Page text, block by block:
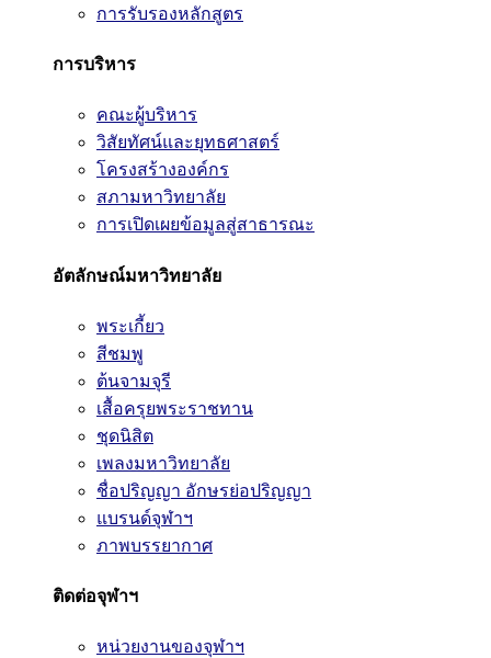
การรับรองหลักสูตร
การบริหาร
คณะผู้บริหาร
วิสัยทัศน์และยุทธศาสตร์
โครงสร้างองค์กร
สภามหาวิทยาลัย
การเปิดเผยข้อมูลสู่สาธารณะ
อัตลักษณ์มหาวิทยาลัย
พระเกี้ยว
สีชมพู
ต้นจามจุรี
เสื้อครุยพระราชทาน
ชุดนิสิต
เพลงมหาวิทยาลัย
ชื่อปริญญา อักษรย่อปริญญา
แบรนด์จุฬาฯ
ภาพบรรยากาศ
ติดต่อจุฬาฯ
หน่วยงานของจุฬาฯ